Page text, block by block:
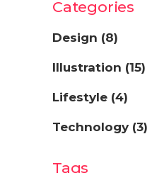
Categories
Design (8)
Illustration (15)
Lifestyle (4)
Technology (3)
Tags